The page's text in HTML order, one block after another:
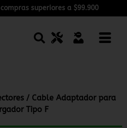
superiores a $99.900
/ Cable Adaptador para
Tipo F